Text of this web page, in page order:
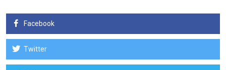
Facebook
Twitter